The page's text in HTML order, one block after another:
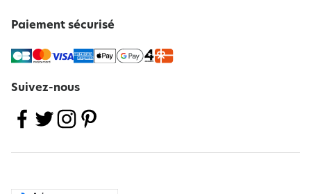
Paiement sécurisé
Suivez-nous